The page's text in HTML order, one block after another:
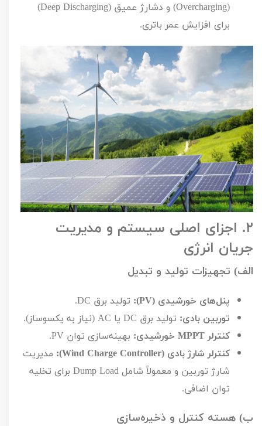
(
Overcharging) و دشارژ عمیق (Deep Discharging
)
برای افزایش عمر باتری.
۲. اجزای اصلی سیستم و مدیریت
جریان انرژی
الف) تجهیزات تولید و تبدیل
پنل‌های خورشیدی (PV
): تولید برق DC
.
توربین بادی: تولید برق DC یا AC (نیاز به یکسوساز).
کنترلر MPPT خورشیدی: بهینه‌سازی توان PV
.
کنترلر شارژ بادی (Wind Charge Controller
): مدیریت
شارژ توربین و معمولاً شامل Dump Load برای تخلیه
توان اضافی.
ب) هسته کنترل و ذخیره‌سازی